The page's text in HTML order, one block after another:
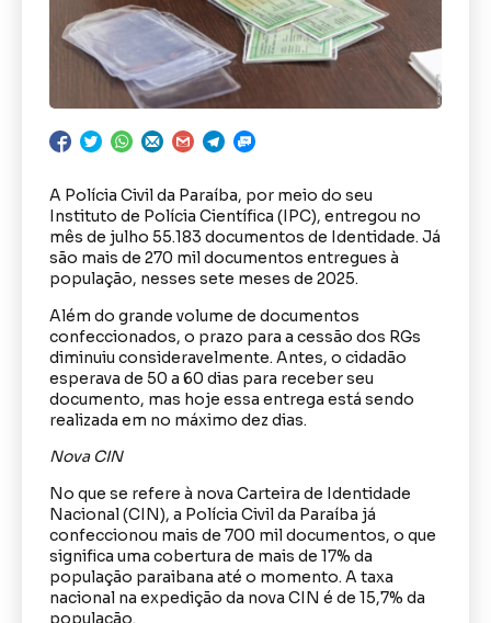
A Polícia Civil da Paraíba, por meio do seu
Instituto de Polícia Científica (IPC), entregou no
mês de julho 55.183 documentos de Identidade. Já
são mais de 270 mil documentos entregues à
população, nesses sete meses de 2025.
Além do grande volume de documentos
confeccionados, o prazo para a cessão dos RGs
diminuiu consideravelmente. Antes, o cidadão
esperava de 50 a 60 dias para receber seu
documento, mas hoje essa entrega está sendo
realizada em no máximo dez dias.
Nova CIN
No que se refere à nova Carteira de Identidade
Nacional (CIN), a Polícia Civil da Paraíba já
confeccionou mais de 700 mil documentos, o que
significa uma cobertura de mais de 17% da
população paraibana até o momento. A taxa
nacional na expedição da nova CIN é de 15,7% da
população.